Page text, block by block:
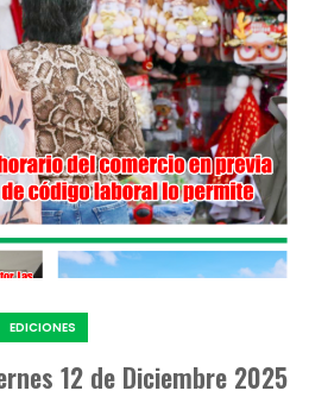
EDICIONES
12 de Diciembre 2025